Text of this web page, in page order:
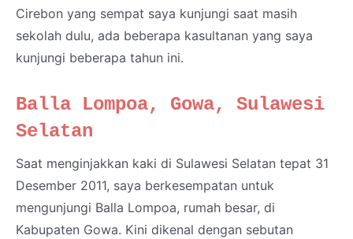
Cirebon yang sempat saya kunjungi saat masih
sekolah dulu, ada beberapa kasultanan yang saya
kunjungi beberapa tahun ini.
Balla Lompoa, Gowa, Sulawesi
Selatan
Saat menginjakkan kaki di Sulawesi Selatan tepat 31
Desember 2011, saya berkesempatan untuk
mengunjungi Balla Lompoa, rumah besar, di
Kabupaten Gowa. Kini dikenal dengan sebutan